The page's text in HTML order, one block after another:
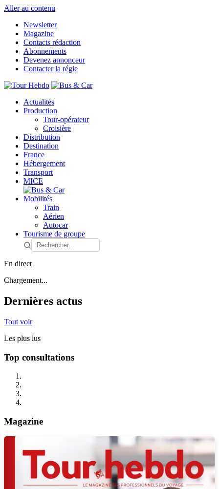
Aller au contenu
Newsletter
Magazine
Contacts rédaction
Abonnements
Devenez annonceur
Contacter la régie
Actualités
Production
Tour-opérateur
Croisière
Distribution
Destination
France
Hébergement
Transport
MICE
Mobilités
Train
Aérien
Autocar
Tourisme de groupe
En direct
Chargement...
Dernières actus
Tout voir
Les plus lus
Top consultations
Magazine